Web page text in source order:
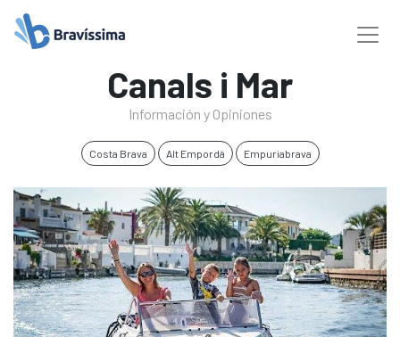
Canals i Mar
Información y Opiniones
Costa Brava Alt Empordà Empuriabrava